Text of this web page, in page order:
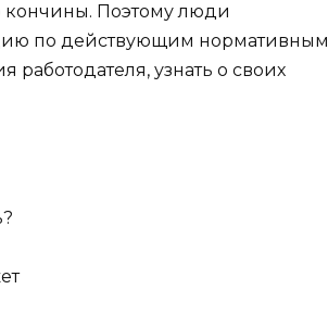
кончины. Поэтому люди
по действующим нормативным
узнать о своих